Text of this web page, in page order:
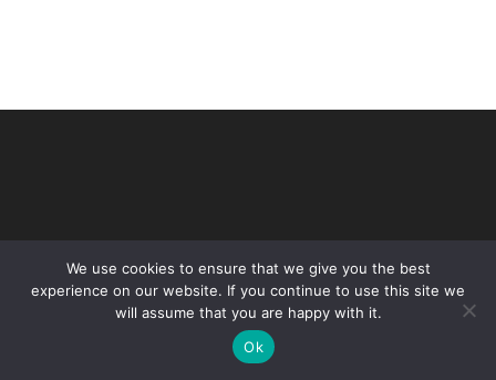
Copyright - WordPress Theme by OceanWP
We use cookies to ensure that we give you the best
experience on our website. If you continue to use this site we
will assume that you are happy with it.
Ok